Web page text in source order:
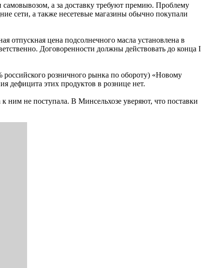
а за доставку требуют премию. Проблему
сети, а также несетевые магазины обычно покупали
отпускная цена подсолнечного масла установлена в
Договоренности должны действовать до конца I
розничного рынка по обороту) «Новому
дефицита этих продуктов в рознице нет.
ним не поступала. В Минсельхозе уверяют, что поставки